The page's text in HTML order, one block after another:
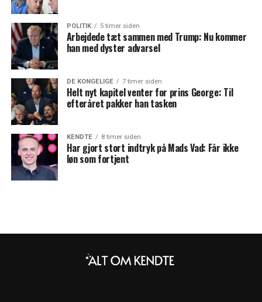
POLITIK 5 timer siden
Arbejdede tæt sammen med Trump: Nu kommer
han med dyster advarsel
DE KONGELIGE 7 timer siden
Helt nyt kapitel venter for prins George: Til
efteråret pakker han tasken
KENDTE 8 timer siden
Har gjort stort indtryk på Mads Vad: Får ikke
løn som fortjent